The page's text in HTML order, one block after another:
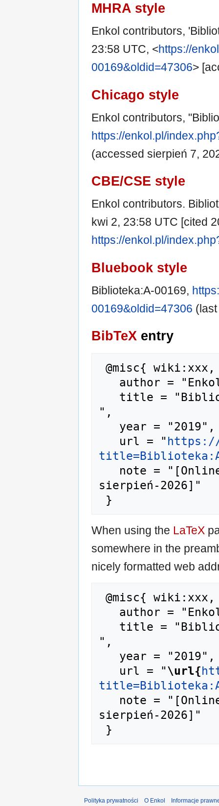
MHRA style
Enkol contributors,
23:58 UTC, <https://
00169&oldid=47306>
Chicago style
Enkol contributors,
https://enkol.pl/
(accessed sierpień 7,
CBE/CSE style
Enkol contributors.
kwi 2, 23:58 UTC [cited
https://enkol.pl/
Bluebook style
Biblioteka:A-00169,
00169&oldid=47306
BibTeX entry
",
   url = "
title=Biblioteka:A-
sierpień-2026]"
When using the LaTeX
somewhere in the
nicely formatted web
",
   url = "
\url{
title=Biblioteka:A-
sierpień-2026]"
Polityka prywatności O Enkol Informacje